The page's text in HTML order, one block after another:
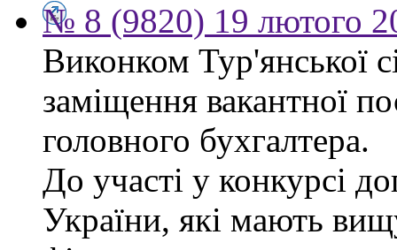
№ 8 (9820) 19 лютого
Виконком Тур'янської
заміщення вакантної
головного бухгалтера.
До участі у конкурсі
України, які мають